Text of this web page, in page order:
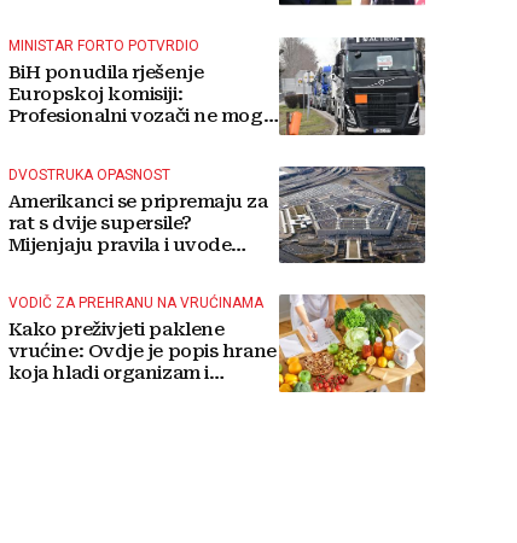
MINISTAR FORTO POTVRDIO
BiH ponudila rješenje
Europskoj komisiji:
Profesionalni vozači ne mogu
DVOSTRUKA OPASNOST
Amerikanci se pripremaju za
rat s dvije supersile?
Mijenjaju pravila i uvode
VODIČ ZA PREHRANU NA VRUĆINAMA
Kako preživjeti paklene
vrućine: Ovdje je popis hrane
koja hladi organizam i